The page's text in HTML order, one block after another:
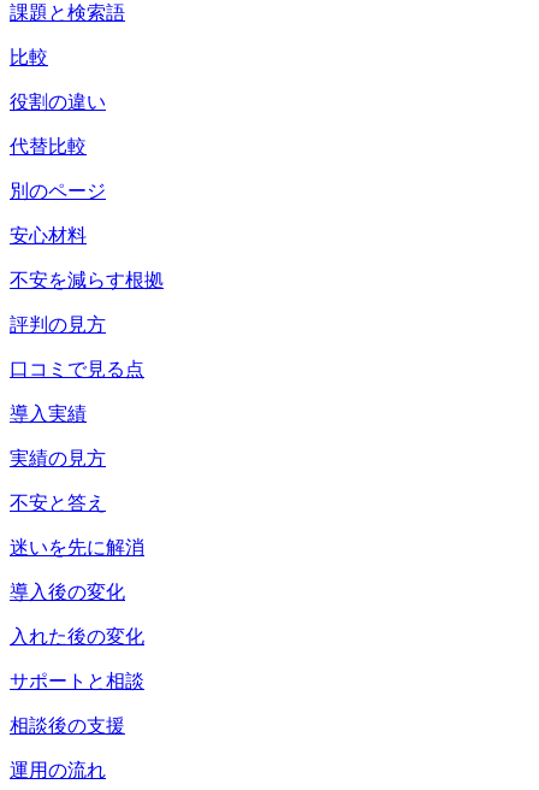
課題と検索語
比較
役割の違い
代替比較
別のページ
安心材料
不安を減らす根拠
評判の見方
口コミで見る点
導入実績
実績の見方
不安と答え
迷いを先に解消
導入後の変化
入れた後の変化
サポートと相談
相談後の支援
運用の流れ